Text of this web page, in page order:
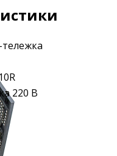
220 В